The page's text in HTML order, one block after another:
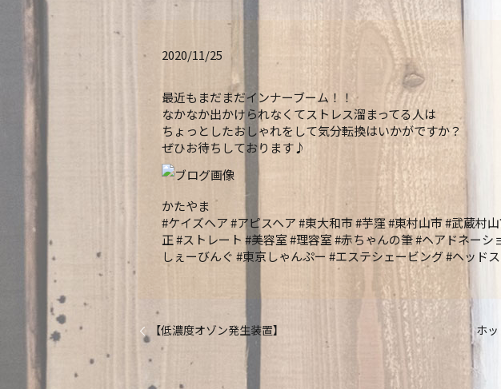
2020/11/25
最近もまだまだインナーブーム！！
なかなか出かけられなくてストレス溜まってる人は
ちょっとしたおしゃれをして気分転換はいかがですか？
ぜひお待ちしております♪
かたやま
#ケイズヘア #アピスヘア #東大和市 #芋窪 #東村山市 #武蔵村
正 #ストレート #美容室 #理容室 #赤ちゃんの筆 #ヘアドネー
しぇーびんぐ #東京しゃんぷー #エステシェービング #ヘッド
【低濃度オゾン発生装置】 ホ